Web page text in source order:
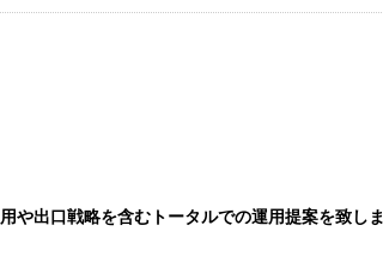
や出口戦略を含むトータルでの運用提案を致しま